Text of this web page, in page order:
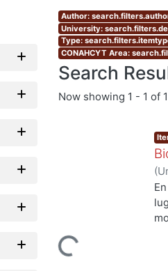
Author:
University:
Type:
CONAHCYT Area:
Search
Now showing 1 - 1 of 1
Loading...
(